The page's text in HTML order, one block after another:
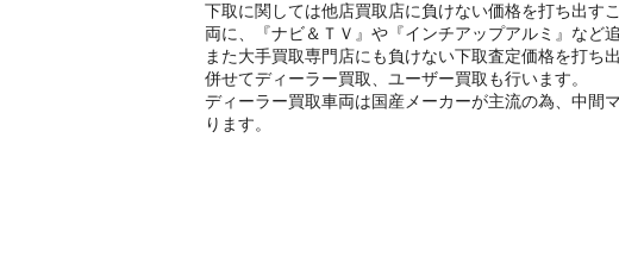
下取に関しては他店買取店に負けない価格を打ち出す
両に、『ナビ＆ＴＶ』や『インチアップアルミ』など
また大手買取専門店にも負けない下取査定価格を打ち出
併せてディーラー買取、ユーザー買取も行います。
ディーラー買取車両は国産メーカーが主流の為、中間
ります。